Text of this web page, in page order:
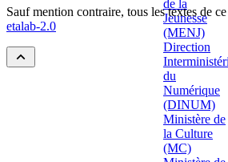
Sauf mention contraire, tous les textes de
etalab-2.0